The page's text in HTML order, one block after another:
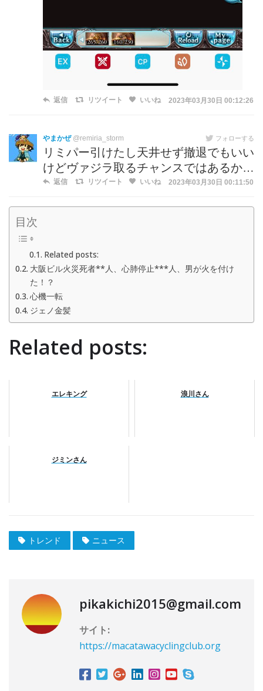
返信 リツイート いいね 2023年03月30日 00:12:26
やまかぜ @remiria_storm フォローする
リミパー引けたし天井せず撤退でもいい
けどヴァジラ取るチャンスではあるか…
返信 リツイート いいね 2023年03月30日 00:11:50
目次
Related posts:
大阪ビル火災死者**人、心肺停止***人、男が火を付け
た！？
心機一転
ジェノ金髪
Related posts:
エレキング 浪川さん
ジミンさん
トレンド ニュース
pikakichi2015@gmail.com
サイト:
https://macatawacyclingclub.org